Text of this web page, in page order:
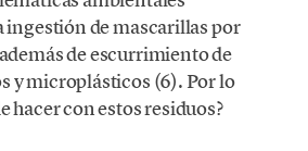
ingestión de mascarillas por
de escurrimiento de
y microplásticos (6). Por lo
hacer con estos residuos?